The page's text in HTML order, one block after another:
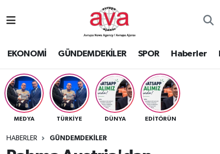
EKONOMİ GÜNDEMDEKİLER SPOR Haberler
MEDYA TÜRKİYE DÜNYA EDİTÖRÜN
HABERLER GÜNDEMDEKİLER
Nöbetçi Eczaneler
Namaz Vakitleri
Trafik Durumu
Süper Lig Puan Durumu ve Fikstür